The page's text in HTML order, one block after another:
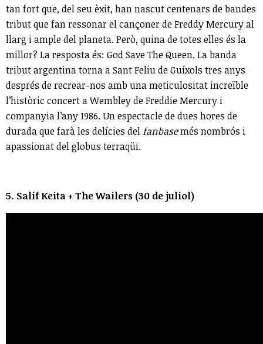
tan fort que, del seu èxit, han nascut centenars de bandes
tribut que fan ressonar el cançoner de Freddy Mercury al
llarg i ample del planeta. Però, quina de totes elles és la
millor? La resposta és: God Save The Queen. La banda
tribut argentina torna a Sant Feliu de Guíxols tres anys
després de recrear-nos amb una meticulositat increïble
l’històric concert a Wembley de Freddie Mercury i
companyia l’any 1986. Un espectacle de dues hores de
durada que farà les delícies del fanbasemés nombrós i
apassionat del globus terraqüi.
5. Salif Keita + The Wailers (30 de juliol)